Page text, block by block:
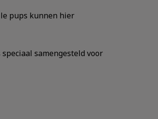
pups kunnen hier
samengesteld voor